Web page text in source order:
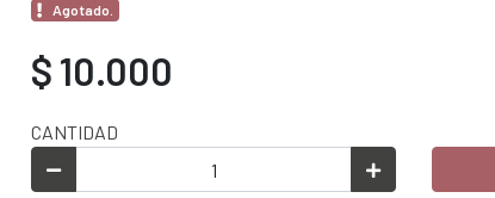
Agotado.
$ 10.000
CANTIDAD